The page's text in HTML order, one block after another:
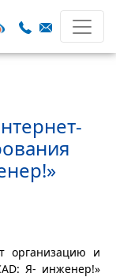
организацию и
Я- инженер!»